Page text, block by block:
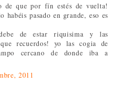
de que por fín estés de vuelta!
habéis pasado en grande, eso es
de estar riquisima y las
recuerdos! yo las cogia de
cercano de donde iba a
2011